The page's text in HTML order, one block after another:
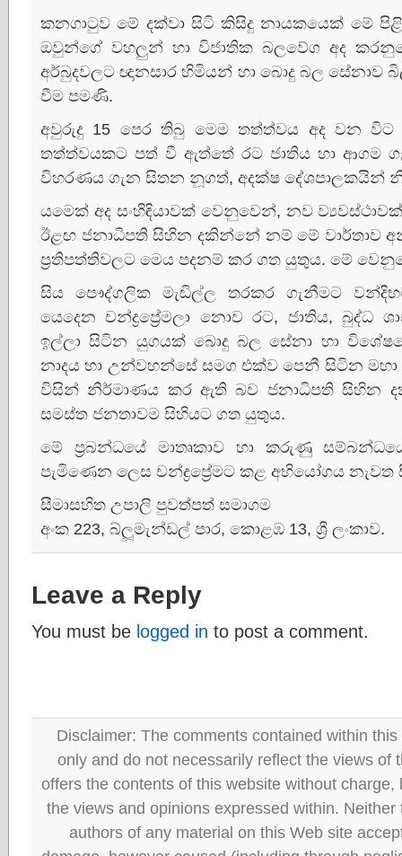
කනගාටුව මේ දක්‌වා සිටි කිසිදු නායකයෙක්‌ මේ
ඔවුන්ගේ වහලුන් හා විජාතික බලවේග අද
අර්බුදවලට ඥානසාර හිමියන් හා බොදු බල සේනාව
වීම පමණි.
අවුරුදු 15 පෙර තිබු මෙම තත්ත්වය අද වන විට
තත්ත්වයකට පත් වී ඇත්තේ රට ජාතිය හා ආගම
විහරණය ගැන සිතන නූගත්, අදක්‌ෂ දේශපාලකයින්
යමෙක්‌ අද සංහිඳියාවක්‌ වෙනුවෙන්, නව
ඊළඟ ජනාධිපති සිහින දකින්නේ නම් මේ වාර්තාව
ප්‍රතිපත්තිවලට මෙය පදනම් කර ගත යුතුය. මේ
සිය පෞද්ගලික මැඬිල්ල තරකර ගැනීමට
යෙදෙන චන්ද්‍රප්‍රේමලා නොව රට, ජාතිය, බුද්ධ
ඉල්ලා සිටින යුගයක්‌ බොදු බල සේනා හා
නාදය හා උන්වහන්සේ සමග එක්‌ව පෙනී සිටින
විසින් නිර්මාණය කර ඇති බව ජනාධිපති සිහින
සමස්‌ත ජනතාවම සිහියට ගත යුතුය.
මේ ප්‍රබන්ධයේ මාතෘකාව හා කරුණු
පැමිණෙන ලෙස චන්ද්‍රප්‍රේමට කළ අභියෝගය
සීමාසහිත උපාලි පුවත්පත් සමාගම
අංක 223, බ්ලූමැන්ඩල් පාර, කොළඹ 13, ශ්‍රී ලංකාව.
Leave a Reply
You must be logged in to post a comment.
Disclaimer: The comments contained within
only and do not necessarily reflect the views of
offers the contents of this website without
the views and opinions expressed within.
authors of any material on this Web site